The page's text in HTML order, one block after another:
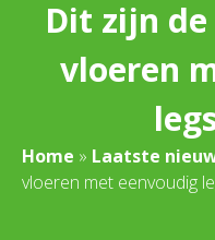
Dit zijn
vloeren
Home » Laatste
vloeren met eenvoudig